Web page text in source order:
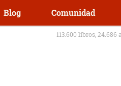
Blog Comunidad
113.600 libros,